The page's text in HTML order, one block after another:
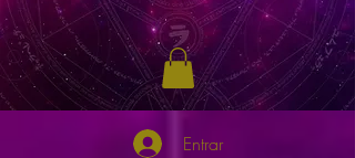
Entrar